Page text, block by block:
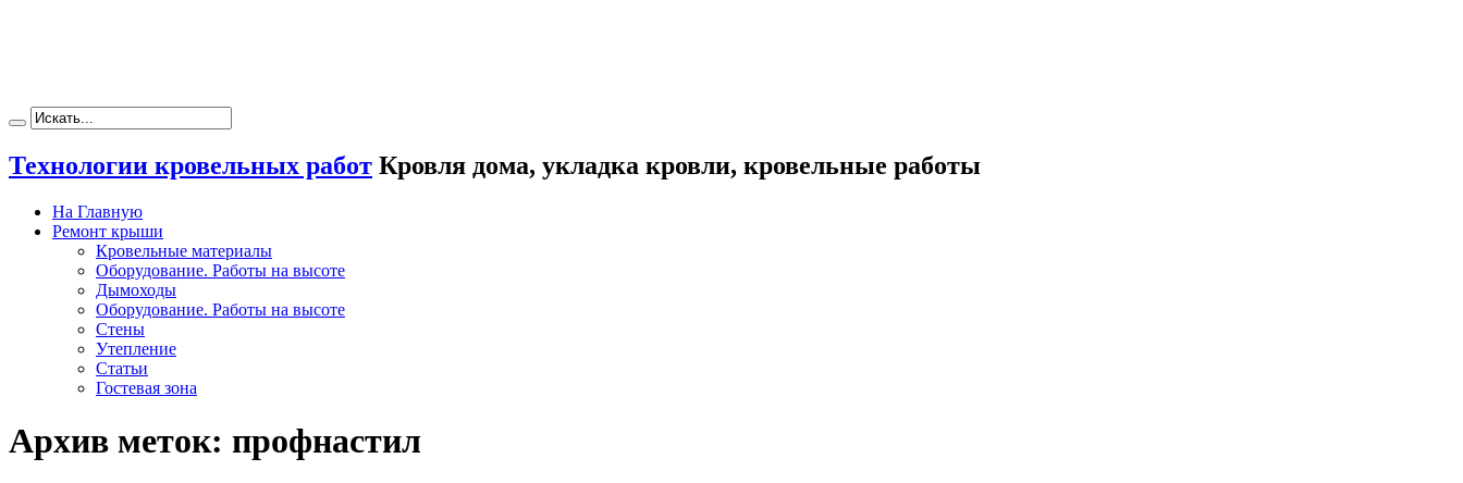
Технологии кровельных работ Кровля дома, укладка кровли, кровельные работы
На Главную
Ремонт крыши
Кровельные материалы
Оборудование. Работы на высоте
Дымоходы
Оборудование. Работы на высоте
Стены
Утепление
Статьи
Гостевая зона
Архив меток: профнастил